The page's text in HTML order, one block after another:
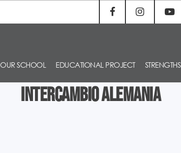
OUR SCHOOL EDUCATIONAL PROJECT STRENGTHS
Intercambio Alemania